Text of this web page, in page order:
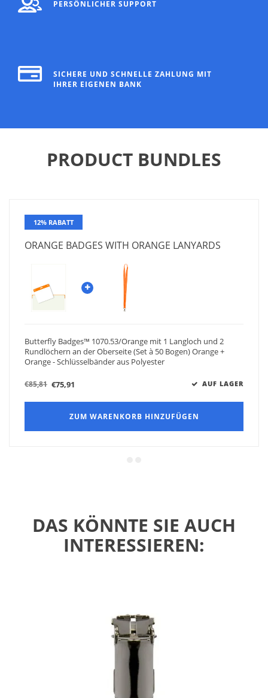
PERSÖNLICHER SUPPORT
SICHERE UND SCHNELLE ZAHLUNG MIT
IHRER EIGENEN BANK
PRODUCT BUNDLES
12% RABATT
ORANGE BADGES WITH ORANGE LANYARDS
Butterfly Badges™ 1070.53/Orange mit 1 Langloch und 2
Rundlöchern an der Oberseite (Set à 50 Bogen) Orange +
Orange - Schlüsselbänder aus Polyester
€85,81 €75,91 AUF LAGER
ZUM WARENKORB HINZUFÜGEN
DAS KÖNNTE SIE AUCH
INTERESSIEREN: